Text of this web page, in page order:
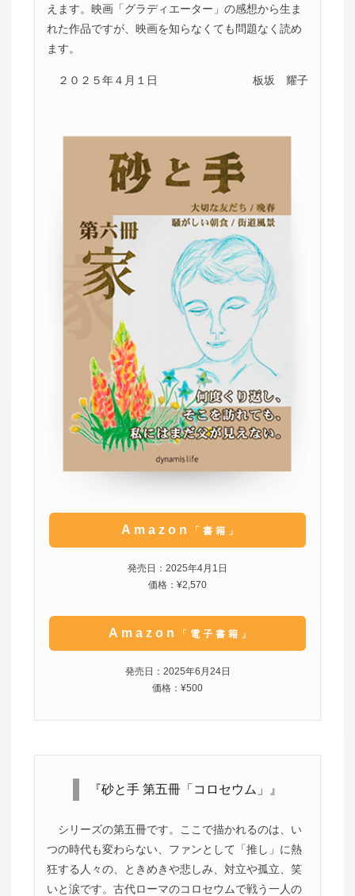
えます。映画「グラディエーター」の感想から生ま
れた作品ですが、映画を知らなくても問題なく読め
ます。
２０２５年４月１日 板坂 耀子
Amazon 「書籍」
発売日：2025年4月1日
価格：¥2,570
Amazon 「電子書籍」
発売日：2025年6月24日
価格：¥500
『砂と手 第五冊「コロセウム」』
シリーズの第五冊です。ここで描かれるのは、い
つの時代も変わらない、ファンとして「推し」に熱
狂する人々の、ときめきや悲しみ、対立や孤立、笑
いと涙です。古代ローマのコロセウムで戦う一人の